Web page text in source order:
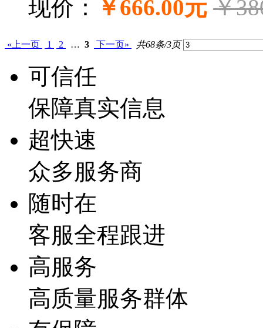
现价：
￥666.00元 ￥
«上一页 1 2 … 3 下一页» 共68条/3页
可信任
保障真实信息
超快速
众多服务商
随时在
客服全程跟进
高服务
高质量服务群体